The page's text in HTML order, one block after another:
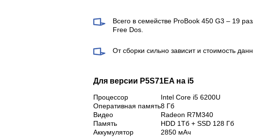
Всего в семействе ProBook 450 G3 – 19
Free Dos.
От сборки сильно зависит и стоимость
Для версии P5S71EA на i5
Процессор
Intel Core i5 6200U
Оперативная память8 Гб
Видео
Radeon R7M340
Память
HDD 1Тб + SSD 128 Гб
Аккумулятор
2850 мАч